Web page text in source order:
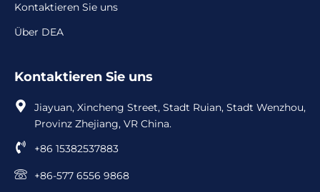
Kontaktieren Sie uns
Über DEA
Kontaktieren Sie uns
Jiayuan, Xincheng Street, Stadt Ruian, Stadt Wenzhou,
Provinz Zhejiang, VR China.
+86 15382537883
+86-577 6556 9868